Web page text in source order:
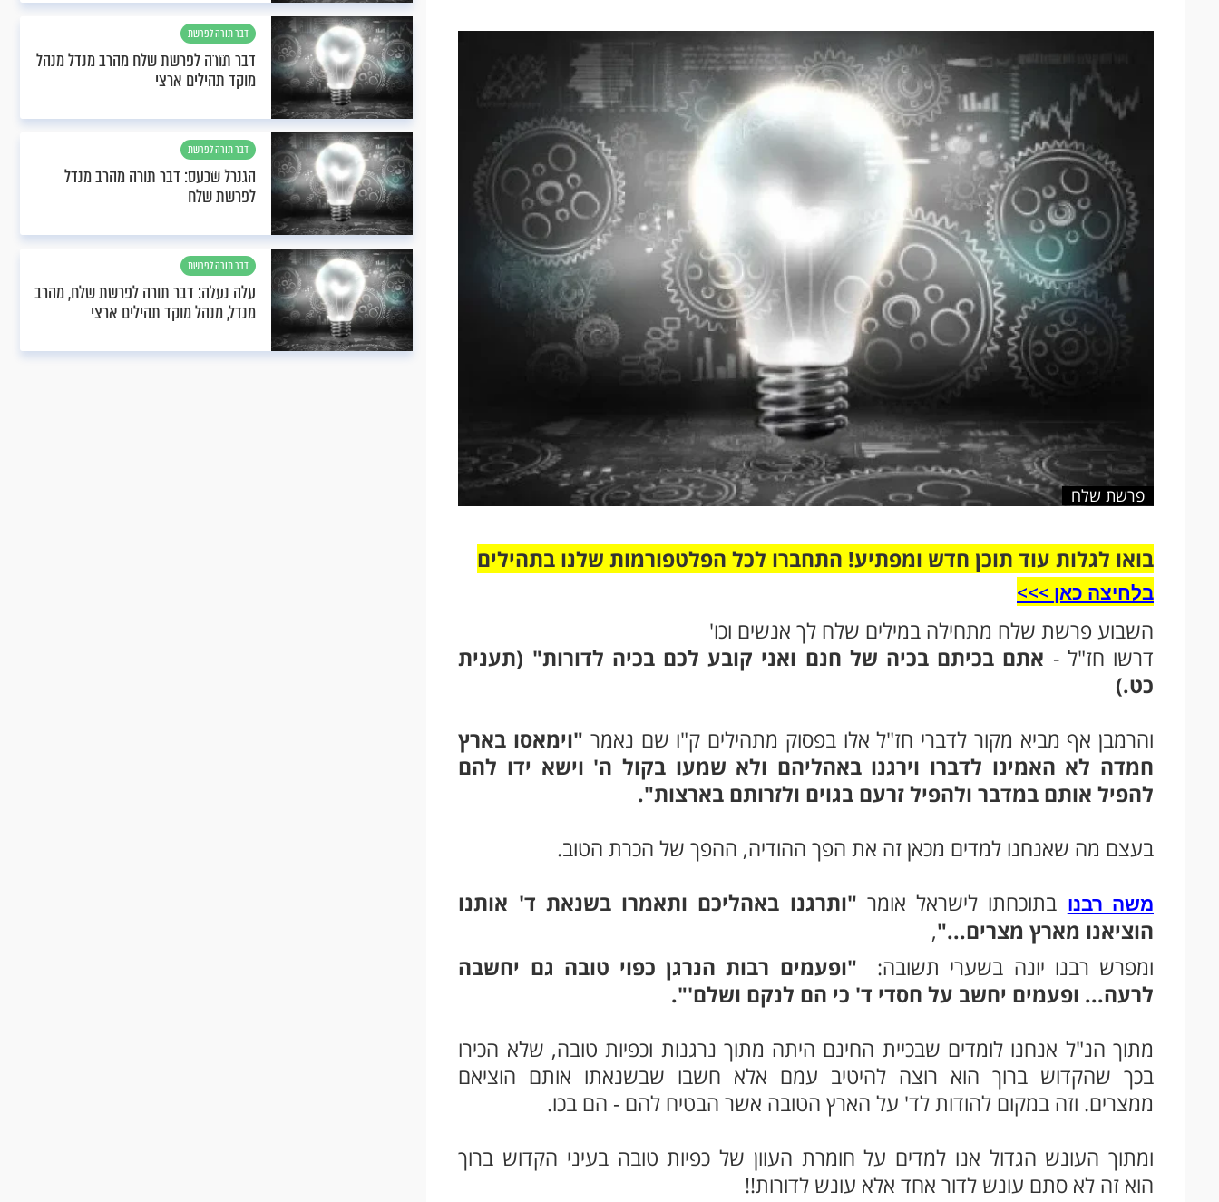
פרשת שלח
בואו לגלות עוד תוכן חדש ומפתיע! התחברו לכל הפלטפורמות שלנו בתהילים
בלחיצה כאן >>>​
השבוע פרשת שלח מתחילה במילים שלח לך אנשים וכו'
דרשו חז"ל - אתם בכיתם בכיה של חנם ואני קובע לכם בכיה לדורות" (תענית
כט.)
והרמבן אף מביא מקור לדברי חז"ל אלו בפסוק מתהילים ק"ו שם נאמר "וימאסו בארץ
חמדה לא האמינו לדברו וירגנו באהליהם ולא שמעו בקול ה' וישא ידו להם
להפיל אותם במדבר ולהפיל זרעם בגוים ולזרותם בארצות".
בעצם מה שאנחנו למדים מכאן זה את הפך ההודיה, ההפך של הכרת הטוב.
משה רבנו בתוכחתו לישראל אומר "ותרגנו באהליכם ותאמרו בשנאת ד' אותנו
הוציאנו מארץ מצרים...",
ומפרש רבנו יונה בשערי תשובה: "ופעמים רבות הנרגן כפוי טובה גם יחשבה
לרעה... ופעמים יחשב על חסדי ד' כי הם לנקם ושלם'".
מתוך הנ"ל אנחנו לומדים שבכיית החינם היתה מתוך נרגנות וכפיות טובה, שלא הכירו
בכך שהקדוש ברוך הוא רוצה להיטיב עמם אלא חשבו שבשנאתו אותם הוציאם
ממצרים. וזה במקום להודות לד' על הארץ הטובה אשר הבטיח להם - הם בכו.
ומתוך העונש הגדול אנו למדים על חומרת העוון של כפיות טובה בעיני הקדוש ברוך
הוא זה לא סתם עונש לדור אחד אלא עונש לדורות!!
דבר תורה לפרשת
שלח
דבר תורה לפרשת שלח מהרב מנדל מנהל
מוקד תהילים ארצי
דבר תורה לפרשת
שלח
הגנרל שכעס: דבר תורה מהרב מנדל
לפרשת שלח
דבר תורה לפרשת
שלח
עלה נעלה: דבר תורה לפרשת שלח, מהרב
מנדל, מנהל מוקד תהילים ארצי